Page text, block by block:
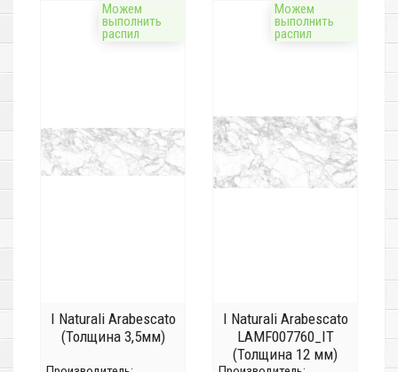
Можем
выполнить
распил
I Naturali Arabescato
(Толщина 3,5мм)
Можем
выполнить
распил
I Naturali Arabescato
LAMF007760_IT
(Толщина 12 мм)